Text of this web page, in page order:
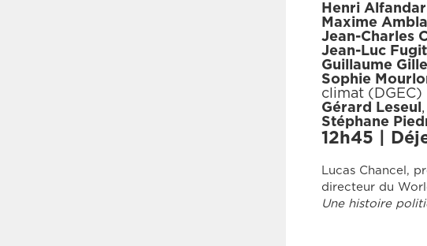
Henri
Maxime
Jean-Charles
Jean-Luc Fugit
Guillaume
Sophie
climat (DGEC)
Gérard Leseul
Stéphane
12h45 |
Lucas Chancel,
directeur du
Une histoire